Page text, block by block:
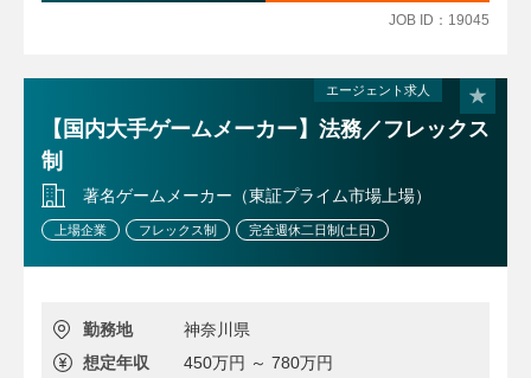
JOB ID：19045
エージェント求人
【国内大手ゲームメーカー】法務／フレックス
制
著名ゲームメーカー（東証プライム市場上場）
上場企業 フレックス制 完全週休二日制(土日)
勤務地
神奈川県
想定年収
450万円 ～ 780万円